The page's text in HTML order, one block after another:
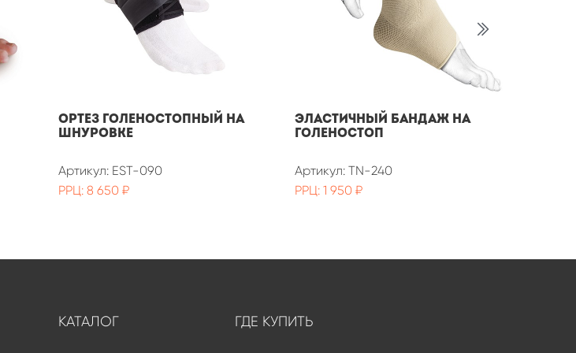
Ортез голеностопный на
шнуровке
Артикул: EST-090
РРЦ: 8 650 ₽
Эластичный бандаж на
голеностоп
Артикул: TN-240
РРЦ: 1 950 ₽
КАТАЛОГ ГДЕ КУПИТЬ